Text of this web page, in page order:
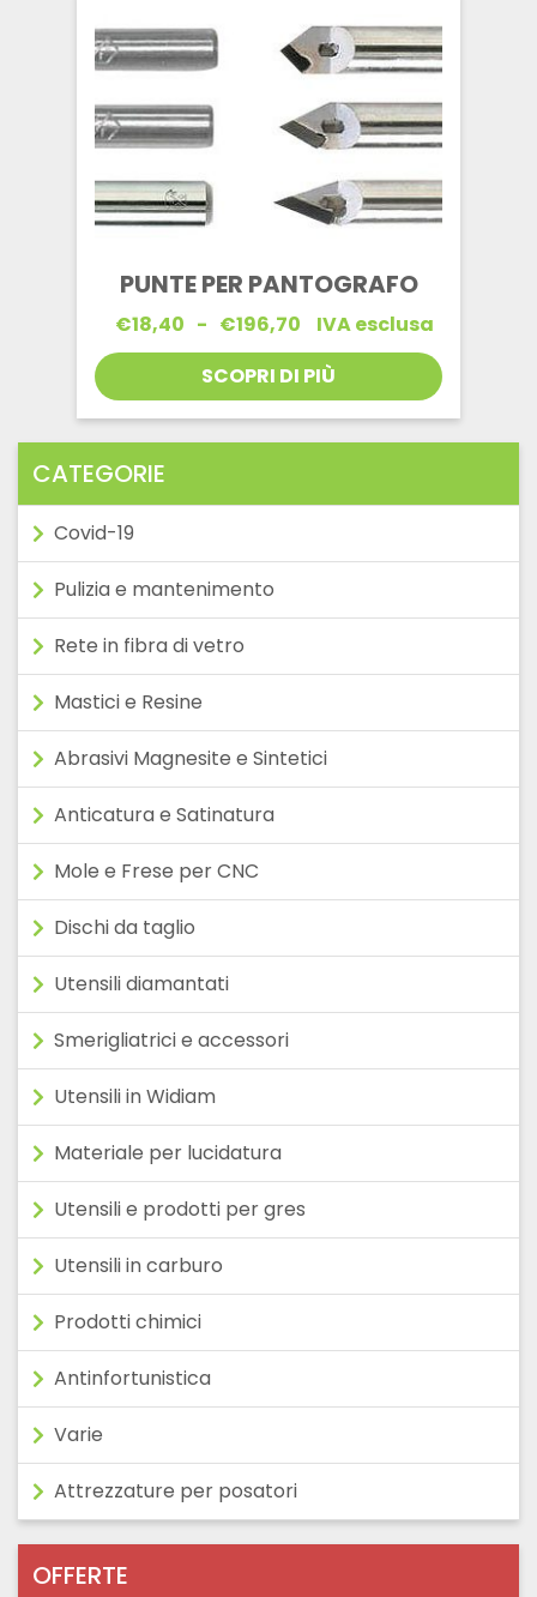
PUNTE PER PANTOGRAFO
€18,40 - €196,70Fascia
di
prezzo:
da
€18,40
a
€196,70
IVA esclusa
SCOPRI DI PIÙ
CATEGORIE
Covid-19
Pulizia e mantenimento
Rete in fibra di vetro
Mastici e Resine
Abrasivi Magnesite e Sintetici
Anticatura e Satinatura
Mole e Frese per CNC
Dischi da taglio
Utensili diamantati
Smerigliatrici e accessori
Utensili in Widiam
Materiale per lucidatura
Utensili e prodotti per gres
Utensili in carburo
Prodotti chimici
Antinfortunistica
Varie
Attrezzature per posatori
OFFERTE